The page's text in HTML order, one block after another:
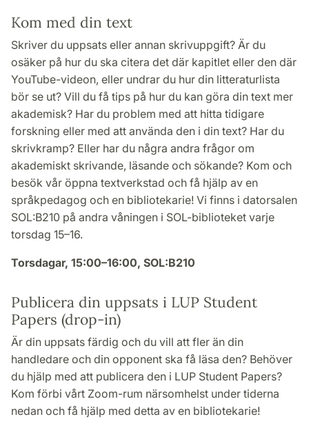
Kom med din text
Skriver du uppsats eller annan skrivuppgift? Är du
osäker på hur du ska citera det där kapitlet eller den där
YouTube-videon, eller undrar du hur din litteraturlista
bör se ut? Vill du få tips på hur du kan göra din text mer
akademisk? Har du problem med att hitta tidigare
forskning eller med att använda den i din text? Har du
skrivkramp? Eller har du några andra frågor om
akademiskt skrivande, läsande och sökande? Kom och
besök vår öppna textverkstad och få hjälp av en
språkpedagog och en bibliotekarie! Vi finns i datorsalen
SOL:B210 på andra våningen i SOL-biblioteket varje
torsdag 15–16.
Torsdagar, 15:00–16:00, SOL:B210
Publicera din uppsats i LUP Student
Papers (drop-in)
Är din uppsats färdig och du vill att fler än din
handledare och din opponent ska få läsa den? Behöver
du hjälp med att publicera den i LUP Student Papers?
Kom förbi vårt Zoom-rum närsomhelst under tiderna
nedan och få hjälp med detta av en bibliotekarie!